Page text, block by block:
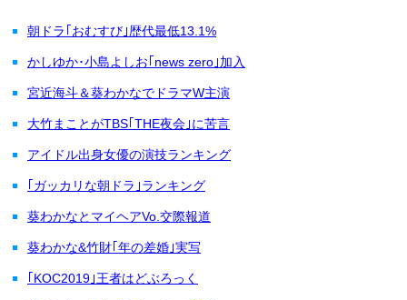
朝ドラ｢おむすび｣歴代最低13.1%
かしゆか･小島よしお｢news zero｣加入
宮近海斗＆葵わかなでドラマW主演
大竹まことがTBS｢THE夜会｣に苦言
アイドル出身女優の演技ランキング
｢ガッカリな朝ドラ｣ランキング
葵わかなとマイヘアVo.交際報道
葵わかな&竹財｢年の差婚｣実写
｢KOC2019｣王者はどぶろっく